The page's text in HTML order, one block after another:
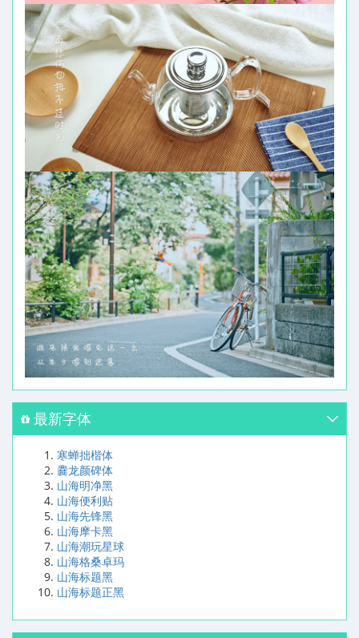
最新字体
寒蝉拙楷体
爨龙颜碑体
山海明净黑
山海便利贴
山海先锋黑
山海摩卡黑
山海潮玩星球
山海格桑卓玛
山海标题黑
山海标题正黑